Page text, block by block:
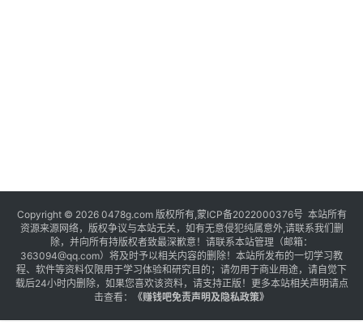
Copyright © 2026 0478g.com 版权所有,蒙ICP备2022000376号 本站所有
资源来源网络，版权争议与本站无关，如有无意侵犯纯属意外,请联系我们删
除，并向所有持版权者致最深歉意！请联系本站管理（邮箱：
363094@qq.com）将及时予以相关内容的删除！本站所发布的一切学习教
程、软件等资料仅限用于学习体验和研究目的；请勿用于商业用途，请自觉下
载后24小时内删除，如果您喜欢该资料，请支持正版！更多本站相关声明请点
击查看：
《赚钱吧免责声明及隐私政策》